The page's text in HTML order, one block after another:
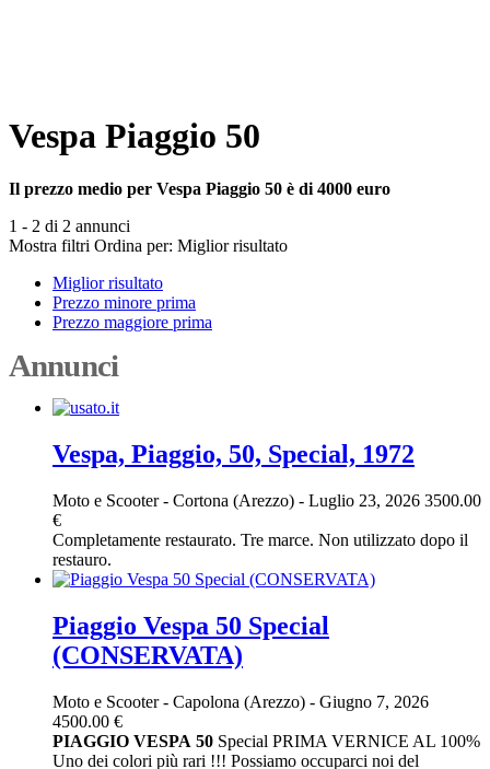
Vespa Piaggio 50
Il prezzo medio per Vespa Piaggio 50 è di 4000 euro
1 - 2 di 2 annunci
Mostra filtri Ordina per: Miglior risultato
Miglior risultato
Prezzo minore prima
Prezzo maggiore prima
Annunci
Vespa, Piaggio, 50, Special, 1972
Moto e Scooter- Cortona (Arezzo) - Luglio 23, 2026 3500.00
€
Completamente restaurato. Tre marce. Non utilizzato dopo il
restauro.
Piaggio Vespa 50 Special
(CONSERVATA)
Moto e Scooter- Capolona (Arezzo) - Giugno 7, 2026
4500.00 €
PIAGGIO VESPA 50 Special PRIMA VERNICE AL 100%
Uno dei colori più rari !!! Possiamo occuparci noi del